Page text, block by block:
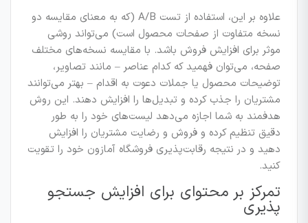
علاوه بر این، استفاده از تست A/B (که به معنای مقایسه دو
نسخه متفاوت از صفحات محصول است) می‌تواند روشی
موثر برای افزایش فروش باشد. با مقایسه نسخه‌های مختلف
صفحه، می‌توان فهمید که کدام عناصر – مانند تصاویر،
توضیحات محصول یا جملات دعوت به اقدام – بهتر می‌توانند
مشتریان را جذب کرده و تبدیل‌ها را افزایش دهند. این روش
هدفمند به شما اجازه می‌دهد لیست‌های خود را به طور
دقیق تنظیم کرده و فروش و رضایت مشتریان را افزایش
دهید و در نتیجه رقابت‌پذیری فروشگاه آمازون خود را تقویت
کنید.
تمرکز بر محتوای برای افزایش جستجو
پذیری